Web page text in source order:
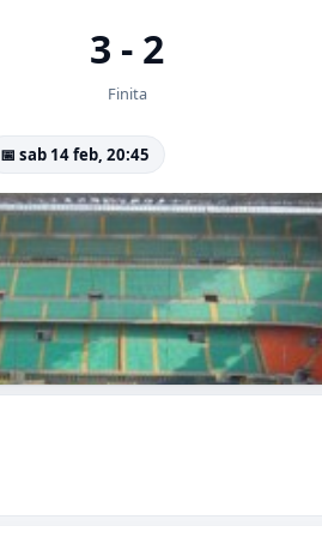
3 - 2
Finita
📅 sab 14 feb, 20:45